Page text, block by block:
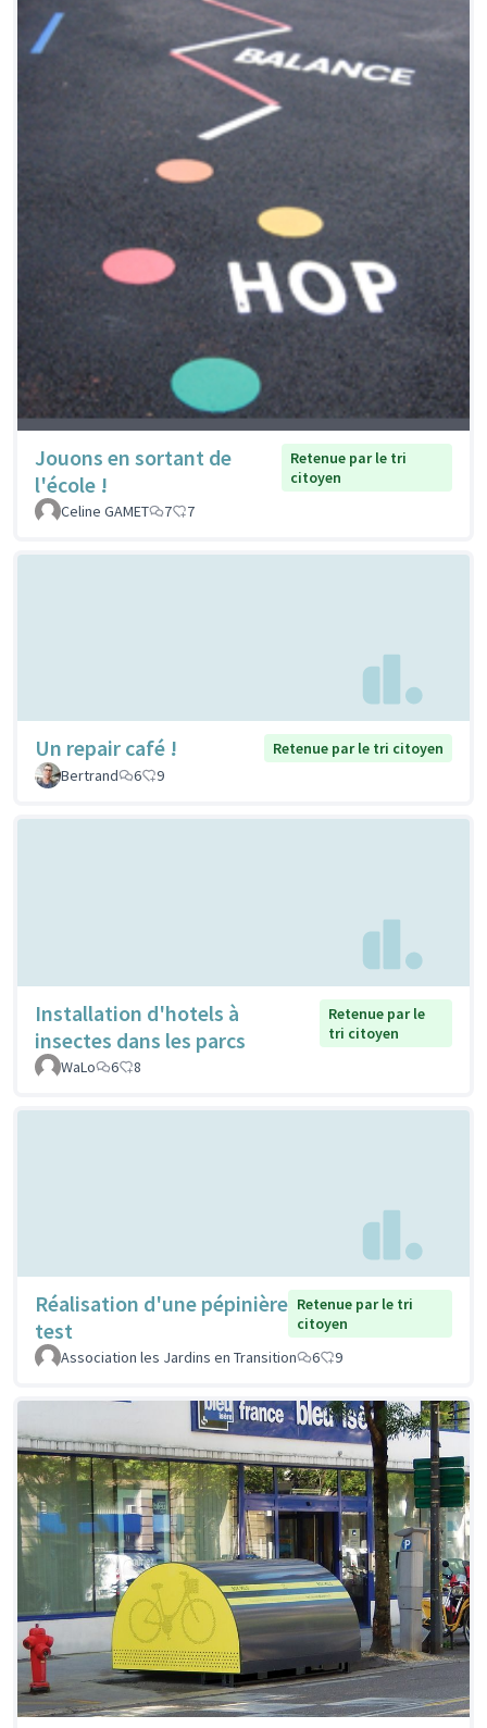
Jouons en sortant de
l'école !
Retenue par le tri
citoyen
Celine GAMET
7 7
Un repair café !
Retenue par le tri citoyen
Bertrand
6 9
Installation d'hotels à
insectes dans les parcs
Retenue par le
tri citoyen
WaLo
6 8
Réalisation d'une pépinière
test
Retenue par le tri
citoyen
Association les Jardins en Transition
6 9